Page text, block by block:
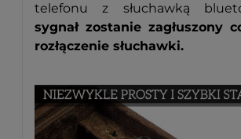
telefonu z słuchawką
sygnał zostanie zagłuszony
rozłączenie słuchawki.